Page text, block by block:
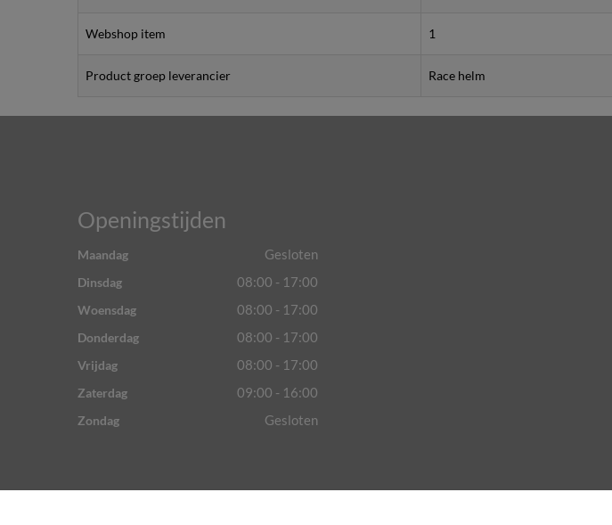
Webshop item 1
Product groep leverancier Race helm
Openingstijden
Maandag Gesloten
Dinsdag 08:00 - 17:00
Woensdag 08:00 - 17:00
Donderdag 08:00 - 17:00
Vrijdag 08:00 - 17:00
Zaterdag 09:00 - 16:00
Zondag Gesloten